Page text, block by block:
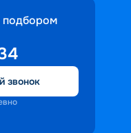
звонок